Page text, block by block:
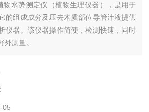
物水势测定仪（植物生理仪器），是用于
的组成成分及压去木质部位导管汁液提供
仪器。该仪器操作简便，检测快速，同时
外测量。
05